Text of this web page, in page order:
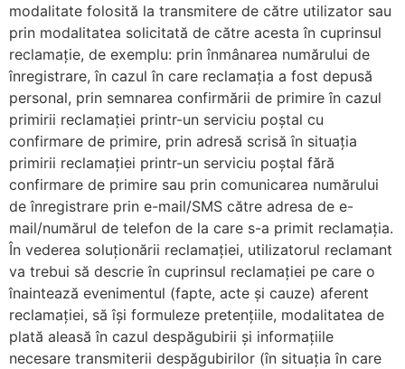
modalitate folosită la transmitere de către utilizator sau
prin modalitatea solicitată de către acesta în cuprinsul
reclamație, de exemplu: prin înmânarea numărului de
înregistrare, în cazul în care reclamația a fost depusă
personal, prin semnarea confirmării de primire în cazul
primirii reclamației printr-un serviciu poștal cu
confirmare de primire, prin adresă scrisă în situația
primirii reclamației printr-un serviciu poștal fără
confirmare de primire sau prin comunicarea numărului
de înregistrare prin e-mail/SMS către adresa de e-
mail/numărul de telefon de la care s-a primit reclamația.
În vederea soluționării reclamației, utilizatorul reclamant
va trebui să descrie în cuprinsul reclamației pe care o
înaintează evenimentul (fapte, acte și cauze) aferent
reclamației, să își formuleze pretențiile, modalitatea de
plată aleasă în cazul despăgubirii și informațiile
necesare transmiterii despăgubirilor (în situația în care